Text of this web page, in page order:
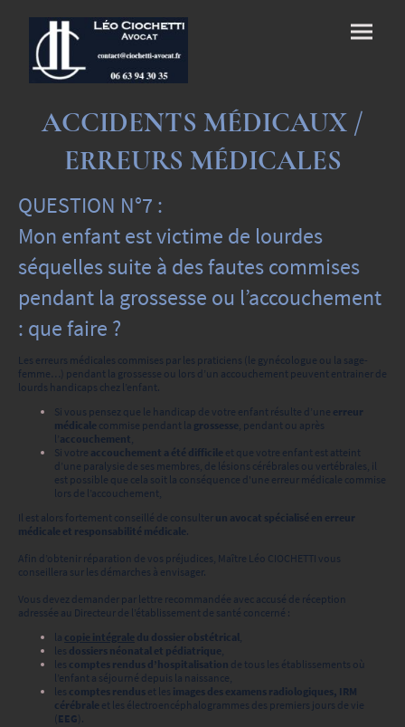
ACCIDENTS MÉDICAUX /
ERREURS MÉDICALES
QUESTION N°7 :
Mon enfant est victime de lourdes
séquelles suite à des fautes commises
pendant la grossesse ou l’accouchement
: que faire ?
Les erreurs médicales commises par les praticiens (le gynécologue ou la sage-
femme…) pendant la grossesse ou lors d’un accouchement peuvent entrainer de
lourds handicaps chez l’enfant.
Si vous pensez que le handicap de votre enfant résulte d’une erreur
médicale commise pendant la grossesse , pendant ou après
l’accouchement
Si votre accouchement a été difficile et que votre enfant est atteint
d’une paralysie de ses membres, de lésions cérébrales ou vertébrales, il
est possible que cela soit la conséquence d'une erreur médicale commise
lors de l’accouchement,
Il est alors fortement conseillé de consulter un avocat spécialisé en erreur
médicale et responsabilité médicale.
Afin d’obtenir réparation de vos préjudices, Maître Léo CIOCHETTI vous
conseillera sur les démarches à envisager.
Vous devez demander par lettre recommandée avec accusé de réception
adressée au Directeur de l’établissement de santé concerné :
la copie intégrale du dossier obstétrical,
les dossiers néonatal et pédiatrique,
les comptes rendus d’hospitalisation de tous les établissements où
l’enfant a séjourné depuis la naissance,
les comptes rendus et les images des examens radiologiques, IRM
cérébrale et les électroencéphalogrammes des premiers jours de vie
( EEG ).